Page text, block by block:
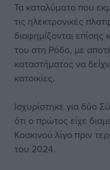
Τα καταλύματα που
τις ηλεκτρονικές
διαφημίζονται επίσης
του στη Ρόδο, με
καταστήματος να
κατοικίες.
Ισχυρίστηκε για δύο
ότι ο πρώτος είχε
Κοσκινού λίγο πριν
του 2024.